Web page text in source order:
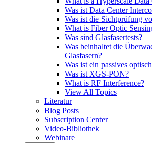
Was ist Data Center
Was ist die Sichtprüfung
What is Fiber Optic
Was sind Glasfasertests?
Was beinhaltet die
Glasfasern?
Was ist ein passives
Was ist XGS-PON?
What is RF Interference?
View All Topics
Literatur
Blog Posts
Subscription Center
Video-Bibliothek
Webinare